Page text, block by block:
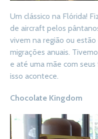
Um clássico na Flórida!
de aircraft pelos
vivem na região ou
migrações anuais.
e até uma mãe com
isso acontece.
Chocolate Kingdom